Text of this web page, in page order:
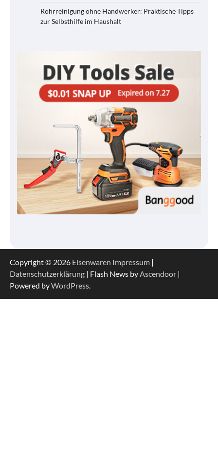
Rohrreinigung ohne Handwerker: Praktische Tipps
zur Selbsthilfe im Haushalt
Copyright © 2026 Eisenwaren Impressum |
Datenschutzerklärung | Flash News byAscendoor |
Powered byWordPress.